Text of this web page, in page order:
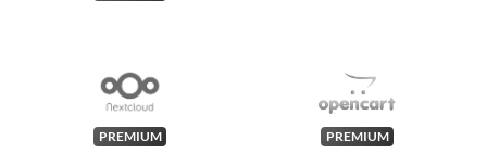
PREMIUM PREMIUM